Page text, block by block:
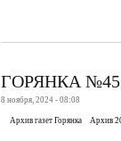
ГОРЯНКА №45
8 ноября, 2024 - 08:08
Архив газет Горянка Архив